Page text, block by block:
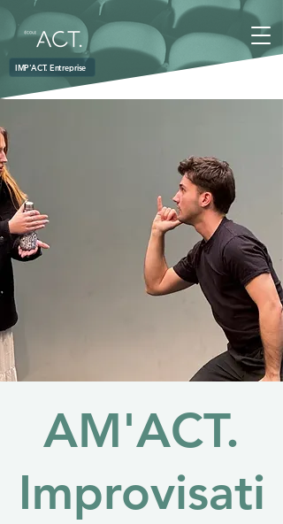
IMP'ACT. Entreprise
AM'ACT.
Improvisati